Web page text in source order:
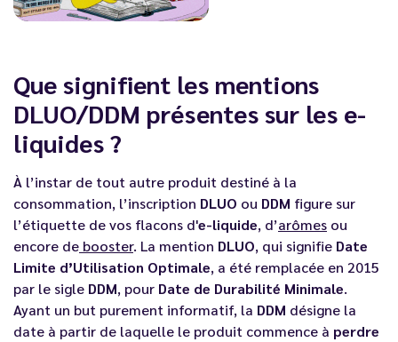
Que signifient les mentions
DLUO/DDM présentes sur les e-
liquides ?
À l’instar de tout autre produit destiné à la
consommation, l’inscription DLUO ou DDM figure sur
l’étiquette de vos flacons d'e-liquide, d’arômes ou
encore de booster. La mention DLUO, qui signifie Date
Limite d’Utilisation Optimale, a été remplacée en 2015
par le sigle DDM, pour Date de Durabilité Minimale.
Ayant un but purement informatif, la DDM désigne la
date à partir de laquelle le produit commence à perdre